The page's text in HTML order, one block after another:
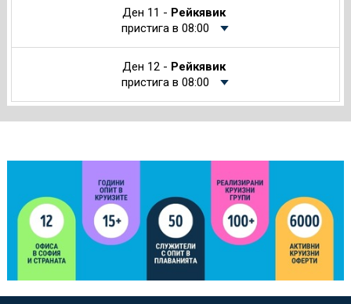
Ден 11 - Рейкявик
пристига в 08:00
Ден 12 - Рейкявик
пристига в 08:00